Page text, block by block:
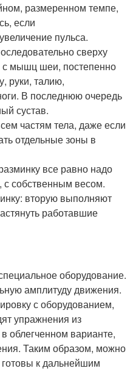
размеренном темпе,
если
пульса.
сверху
с мышц шеи, постепенно
руки, талию,
В последнюю очередь
сустав.
частям тела, даже если
отдельные зоны в
все равно надо
с собственным весом.
вторую выполняют
работавшие
оборудование.
амплитуду движения.
с оборудованием,
упражнения из
облегченном варианте,
Таким образом, можно
к дальнейшим